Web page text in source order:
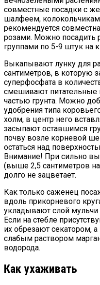
совместные посадки с
шалфеем,
рекомендуется
розами. Можно посадить
группами по 5-9 штук на
Выкапывают лунку для
сантиметров, в которую
суперфосфата в
смешивают питательные
частью грунта. Можно
удобрения типа
холм, в центр него
засыпают оставшимся
почву возле корневой
остаться над
Внимание! При сильно
(выше 2,5 сантиметров
долго не зацветает.
Как только саженец
вдоль прикорневого
укладывают слой мульчи
Если на стебле
их обрезают секатором,
слабым раствором
водорода.
Как ухаживать